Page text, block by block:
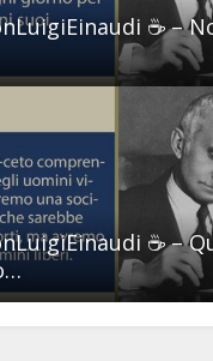
☕ –
☕ –